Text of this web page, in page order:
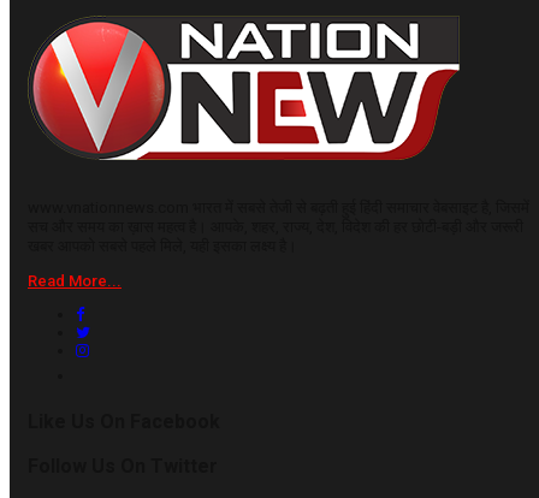
Read More...